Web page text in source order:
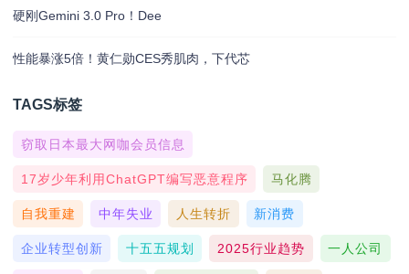
硬刚Gemini 3.0 Pro！Dee
性能暴涨5倍！黄仁勋CES秀肌肉，下代芯
TAGS标签
窃取日本最大网咖会员信息
17岁少年利用ChatGPT编写恶意程序 马化腾
自我重建 中年失业 人生转折 新消费
企业转型创新 十五五规划 2025行业趋势 一人公司